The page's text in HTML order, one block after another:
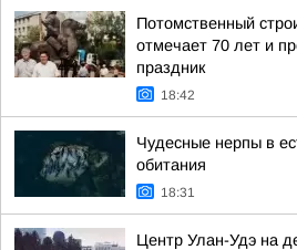
Потомственный
отмечает 70 лет и
праздник
18:42
Чудесные нерпы в
обитания
18:31
Центр Улан-Удэ на